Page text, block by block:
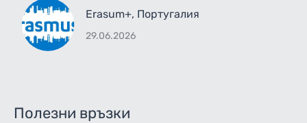
Erasum+, Португалия
29.06.2026
Полезни връзки